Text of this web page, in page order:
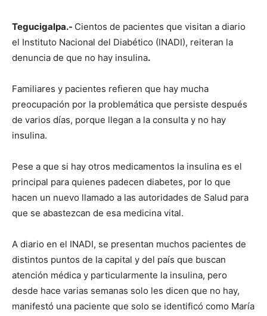
Tegucigalpa.- Cientos de pacientes que visitan a diario
el Instituto Nacional del Diabético (INADI), reiteran la
denuncia de que no hay insulina.
Familiares y pacientes refieren que hay mucha
preocupación por la problemática que persiste después
de varios días, porque llegan a la consulta y no hay
insulina.
Pese a que si hay otros medicamentos la insulina es el
principal para quienes padecen diabetes, por lo que
hacen un nuevo llamado a las autoridades de Salud para
que se abastezcan de esa medicina vital.
A diario en el INADI, se presentan muchos pacientes de
distintos puntos de la capital y del país que buscan
atención médica y particularmente la insulina, pero
desde hace varias semanas solo les dicen que no hay,
manifestó una paciente que solo se identificó como María